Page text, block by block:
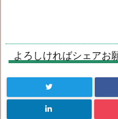
よろしければシェアお